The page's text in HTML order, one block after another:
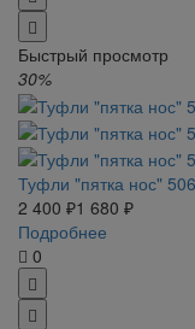
Быстрый просмотр
30%
Туфли "пятка нос"
2 400 ₽1 680 ₽
Подробнее
0